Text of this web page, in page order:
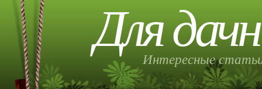
Для
Интересные